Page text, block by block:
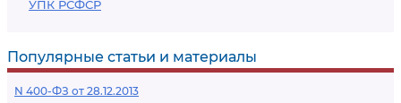
УПК РСФСР
Популярные статьи и материалы
N 400-ФЗ от 28.12.2013